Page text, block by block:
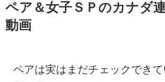
ペア＆女子ＳＰのカナダ
動画
ペアは実はまだチェックでき